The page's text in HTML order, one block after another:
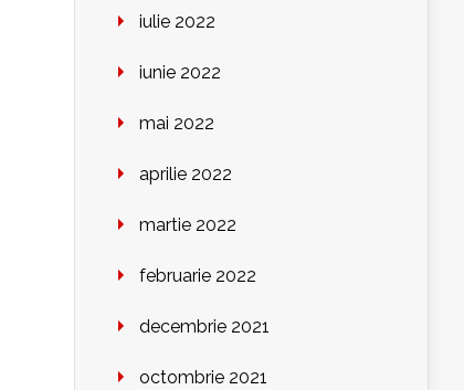
iulie 2022
iunie 2022
mai 2022
aprilie 2022
martie 2022
februarie 2022
decembrie 2021
octombrie 2021